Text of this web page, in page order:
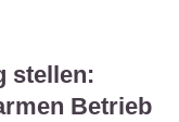
stellen:
Betrieb